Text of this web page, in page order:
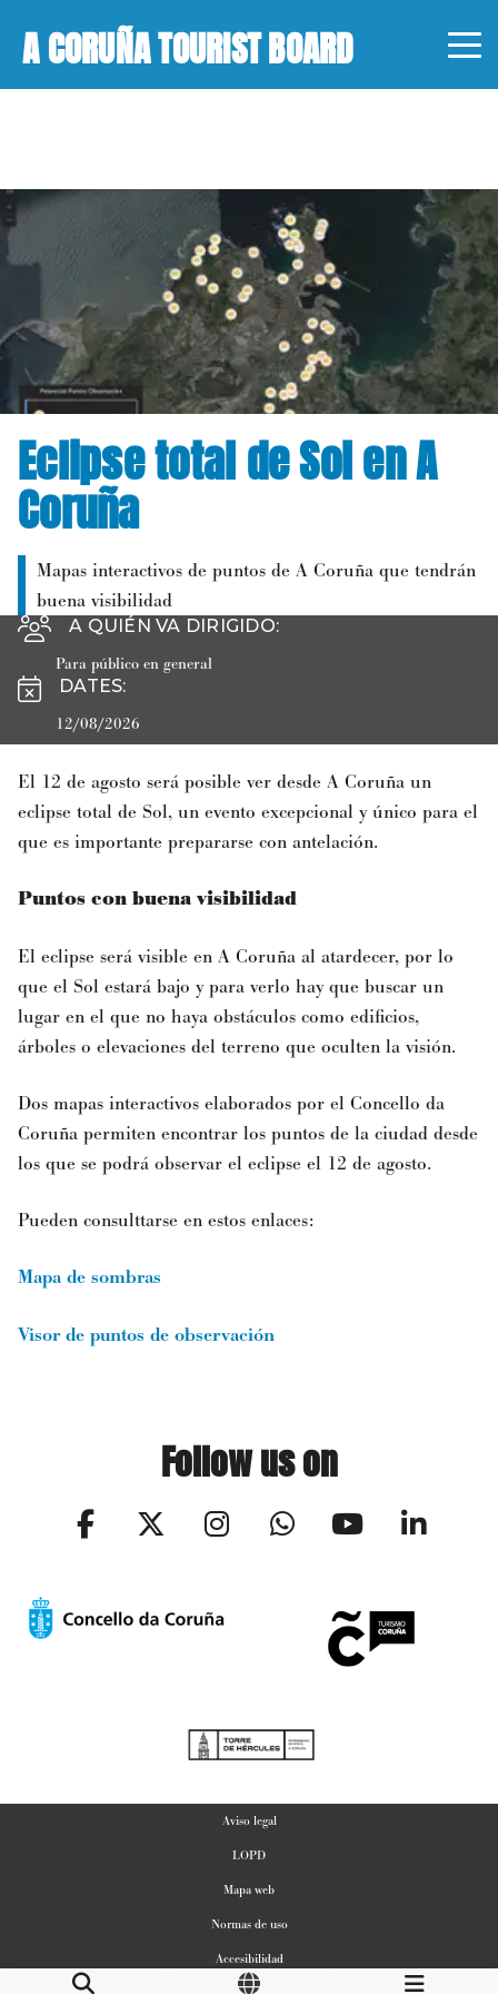
A CORUÑA TOURIST BOARD
Eclipse total de Sol en A
Coruña
Mapas interactivos de puntos de A Coruña que tendrán
buena visibilidad
A QUIÉN VA DIRIGIDO:
Para público en general
DATES:
12/08/2026
El 12 de agosto será posible ver desde A Coruña un
eclipse total de Sol, un evento excepcional y único para el
que es importante prepararse con antelación.
Puntos con buena visibilidad
El eclipse será visible en A Coruña al atardecer, por lo
que el Sol estará bajo y para verlo hay que buscar un
lugar en el que no haya obstáculos como edificios,
árboles o elevaciones del terreno que oculten la visión.
Dos mapas interactivos elaborados por el Concello da
Coruña permiten encontrar los puntos de la ciudad desde
los que se podrá observar el eclipse el 12 de agosto.
Pueden consulttarse en estos enlaces:
Mapa de sombras
Visor de puntos de observación
Follow us on
Aviso legal
LOPD
Mapa web
Normas de uso
Accesibilidad